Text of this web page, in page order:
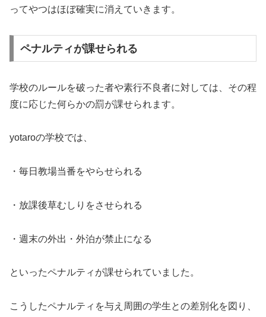
ってやつはほぼ確実に消えていきます。
ペナルティが課せられる
学校のルールを破った者や素行不良者に対しては、その程
度に応じた何らかの罰が課せられます。
yotaroの学校では、
・毎日教場当番をやらせられる
・放課後草むしりをさせられる
・週末の外出・外泊が禁止になる
といったペナルティが課せられていました。
こうしたペナルティを与え周囲の学生との差別化を図り、